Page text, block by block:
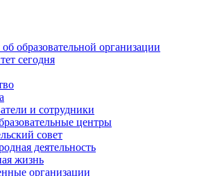
образовательной организации
сегодня
и сотрудники
центры
совет
деятельность
жизнь
организации